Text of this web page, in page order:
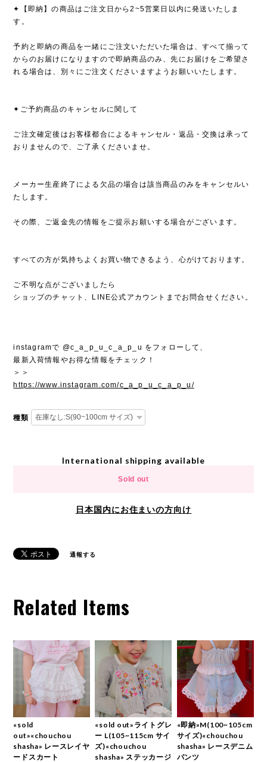
✦【即納】の商品はご注文日から2~5営業日以内に発送いたしま
す。
予約と即納の商品を一緒にご注文いただいた場合は、すべて揃って
からのお届けになりますので即納商品のみ、先にお届けをご希望さ
れる場合は、別々にご注文くださいますようお願いいたします。
✦ご予約商品のキャンセルに関して
ご注文確定後はお客様都合によるキャンセル・返品・交換は承って
おりませんので、ご了承くださいませ。
メーカー生産終了による欠品の場合は該当商品のみをキャンセルい
たします。
その際、ご返金先の情報をご提示お願いする場合がございます。
すべての方が気持ちよくお買い物できるよう、心がけております。
ご不明な点がございましたら
ショップのチャット、LINE公式アカウントまでお問合せください。
instagramで @c_a_p_u_c_a_p_u をフォローして、
最新入荷情報やお得な情報をチェック！
＞＞
https://www.instagram.com/c_a_p_u_c_a_p_u/
種類
International shipping available
Sold out
日本国内にお住まいの方向け
通報する
Related Items
«sold
out»«chouchou
shasha» レースレイヤ
ードスカート
«sold out»ライトグレ
ー L(105~115cm サイ
ズ)«chouchou
shasha» ステッカージ
«即納»M(100~105cm
サイズ)«chouchou
shasha» レースデニム
パンツ